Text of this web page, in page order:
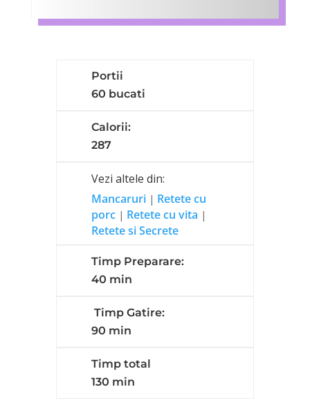
Portii
60 bucati
Calorii:
287
Vezi altele din:
Mancaruri| Retete cu
porc| Retete cu vita |
Retete si Secrete
Timp Preparare:
40 min
Timp Gatire:
90 min
Timp total
130 min